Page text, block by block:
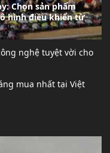
Chọn sản phẩm
hình điều khiển từ
nghệ tuyệt vời cho
mua nhất tại Việt